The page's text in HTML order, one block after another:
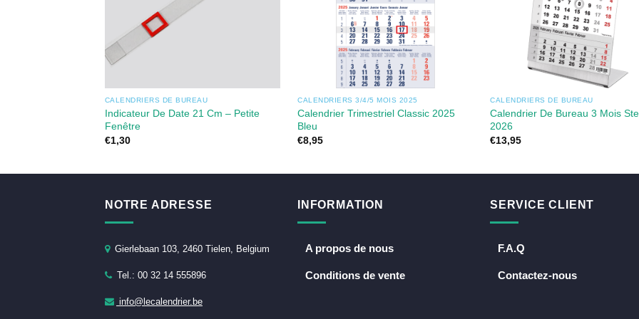
CALENDRIERS DE BUREAU
Indicateur De Date 21 Cm – Petite
Fenêtre
€1,30
CALENDRIERS 3/4/5 MOIS 2025
Calendrier Trimestriel Classic 2025
Bleu
€8,95
CALENDRIERS DE BUREAU
Calendrier De Bureau 3 Mois
2026
€13,95
NOTRE ADRESSE
Gierlebaan 103, 2460 Tielen, Belgium
Tel.: 00 32 14 555896
info@lecalendrier.be
INFORMATION
A propos de nous
Conditions de vente
SERVICE CLIENT
F.A.Q
Contactez-nous